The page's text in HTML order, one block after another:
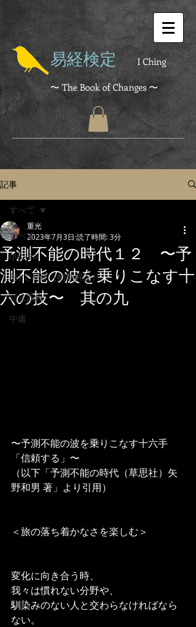
易経検定 I Ching
〜 The Book of Changes 〜
記事
すべて
quotes
3分で易経（動画解説）
言志四録
中庸
すべて
予測不能の時代１２ 〜予
測不能の波を乗りこなす十
六の技〜 其の九
重光
2023年7月3日 読了時間: 3分
〜予測不能の波を乗りこなす十六手
「信頼する」〜
（以下「予測不能の時代（草思社）矢
野和男 著」より引用）
＜旅の落ち着かなさを楽しむ＞
変化に向き合う時、
我々は慣れない分野や、
馴染みのない人と交わらなければなら
ない。